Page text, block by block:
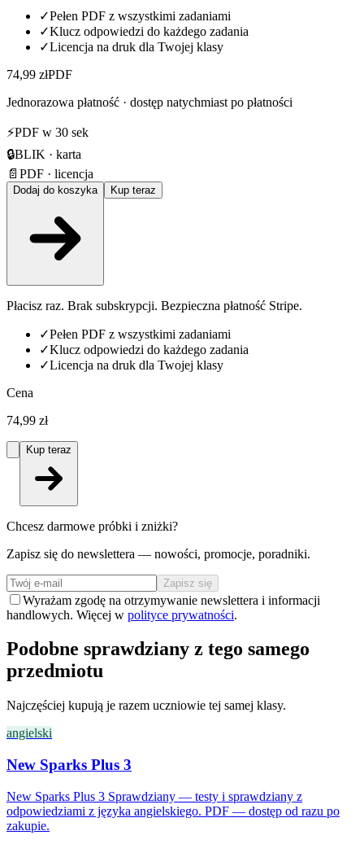
✓Pełen PDF z wszystkimi zadaniami
✓Klucz odpowiedzi do każdego zadania
✓Licencja na druk dla Twojej klasy
74,99 złPDF
Jednorazowa płatność · dostęp natychmiast po płatności
⚡PDF w 30 sek
🔒BLIK · karta
📄 PDF · licencja
Dodaj do koszyka Kup teraz
Płacisz raz. Brak subskrypcji. Bezpieczna płatność Stripe.
✓Pełen PDF z wszystkimi zadaniami
✓Klucz odpowiedzi do każdego zadania
✓Licencja na druk dla Twojej klasy
Cena
74,99 zł
Kup teraz
Chcesz darmowe próbki i zniżki?
Zapisz się do newslettera — nowości, promocje, poradniki.
Zapisz się
Wyrażam zgodę na otrzymywanie newslettera i informacji
handlowych. Więcej w polityce prywatności.
Podobne sprawdziany z tego samego
przedmiotu
Najczęściej kupują je razem uczniowie tej samej klasy.
angielski
New Sparks Plus 3
New Sparks Plus 3 Sprawdziany — testy i sprawdziany z
odpowiedziami z języka angielskiego. PDF — dostęp od razu po
zakupie.